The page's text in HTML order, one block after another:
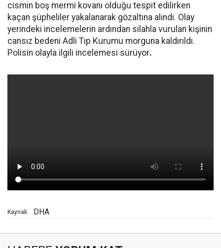
cismin boş mermi kovanı olduğu tespit edilirken
kaçan şüpheliler yakalanarak gözaltına alındı. Olay
yerindeki incelemelerin ardından silahla vurulan kişinin
cansız bedeni Adli Tıp Kurumu morguna kaldırıldı.
Polisin olayla ilgili incelemesi sürüyor.
Kaynak: DHA